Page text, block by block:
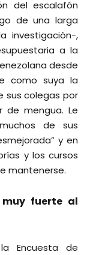
del escalafón
de una larga
investigación-,
a la
desde
como suya la
sus colegas por
de mengua. Le
de sus
y en
y los cursos
mantenerse.
fuerte al
Encuesta de